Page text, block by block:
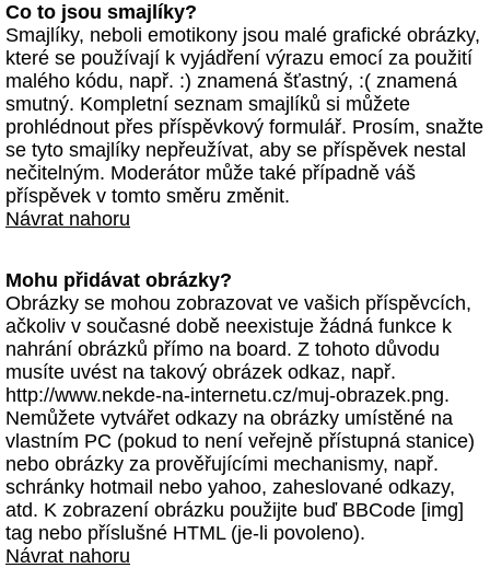
Co to jsou smajlíky?
Smajlíky, neboli emotikony jsou malé grafické obrázky,
které se používají k vyjádření výrazu emocí za použití
malého kódu, např. :) znamená šťastný, :( znamená
smutný. Kompletní seznam smajlíků si můžete
prohlédnout přes příspěvkový formulář. Prosím, snažte
se tyto smajlíky nepřeužívat, aby se příspěvek nestal
nečitelným. Moderátor může také případně váš
příspěvek v tomto směru změnit.
Návrat nahoru
Mohu přidávat obrázky?
Obrázky se mohou zobrazovat ve vašich příspěvcích,
ačkoliv v současné době neexistuje žádná funkce k
nahrání obrázků přímo na board. Z tohoto důvodu
musíte uvést na takový obrázek odkaz, např.
http://www.nekde-na-internetu.cz/muj-obrazek.png.
Nemůžete vytvářet odkazy na obrázky umístěné na
vlastním PC (pokud to není veřejně přístupná stanice)
nebo obrázky za prověřujícími mechanismy, např.
schránky hotmail nebo yahoo, zaheslované odkazy,
atd. K zobrazení obrázku použijte buď BBCode [img]
tag nebo příslušné HTML (je-li povoleno).
Návrat nahoru